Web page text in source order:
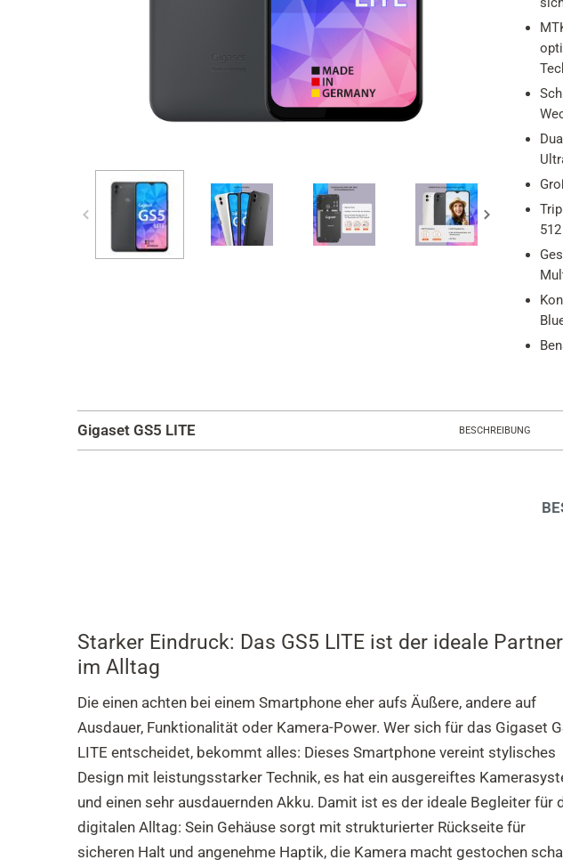
Gigaset GS5 LITE BESCHREIBUNG
Starker Eindruck: Das GS5 LITE ist der ideale Partner
im Alltag
Die einen achten bei einem Smartphone eher aufs Äußere, andere auf
Ausdauer, Funktionalität oder Kamera-Power. Wer sich für das Gigaset
LITE entscheidet, bekommt alles: Dieses Smartphone vereint stylisches
Design mit leistungsstarker Technik, es hat ein ausgereiftes
und einen sehr ausdauernden Akku. Damit ist es der ideale Begleiter für
digitalen Alltag: Sein Gehäuse sorgt mit strukturierter Rückseite für
sicheren Halt und angenehme Haptik, die Kamera macht gestochen